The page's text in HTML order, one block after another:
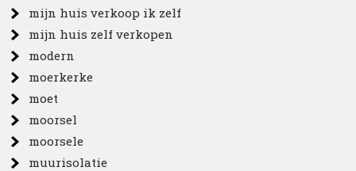
mijn huis verkoop ik zelf
mijn huis zelf verkopen
modern
moerkerke
moet
moorsel
moorsele
muurisolatie